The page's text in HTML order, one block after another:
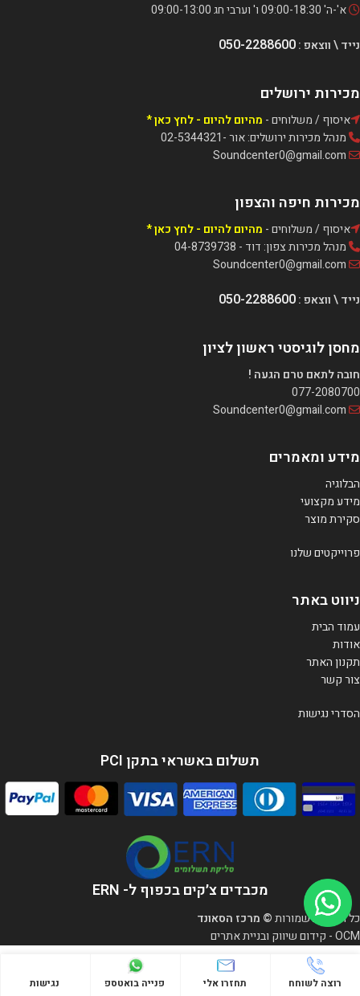
א'-ה' 09:00-18:30 ו' וערבי חג 09:00-13:00
נייד \ ווצאפ :050-2288600
מכירות ירושלים
איסוף / משלוחים - מהיום להיום - לחץ כאן *
מנהל מכירות ירושלים: אור -02-5344321
מכירות חיפה והצפון
איסוף / משלוחים - מהיום להיום - לחץ כאן *
מנהל מכירות צפון: דוד - 04-8739738
נייד \ ווצאפ :050-2288600
מחסן לוגיסטי ראשון לציון
חובה לתאם טרם הגעה !
077-2080700
מידע ומאמרים
הבלוגיה
מידע מקצועי
סקירת מוצר
פרוייקטים שלנו
ניווט באתר
עמוד הבית
אודות
תקנון האתר
צור קשר
הסדרי נגישות
תשלום באשראי בתקן PCI
מכבדים צ׳קים בכפוף ל- ERN
כל הזכויות שמורות© מרכז הסאונד
OCM - קידום שיווק ובניית אתרים
רוצה לשוחח תחזרו אלי פנייה בואטספ נגישות